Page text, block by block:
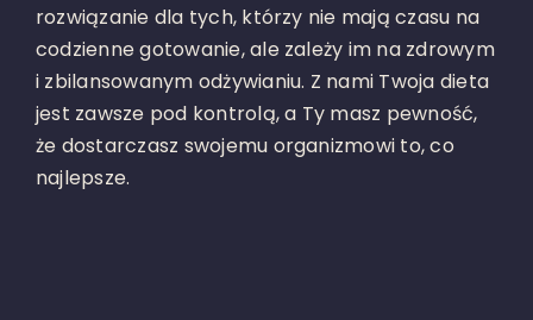
rozwiązanie dla tych, którzy nie mają czasu na
codzienne gotowanie, ale zależy im na zdrowym
i zbilansowanym odżywianiu. Z nami Twoja dieta
jest zawsze pod kontrolą, a Ty masz pewność,
że dostarczasz swojemu organizmowi to, co
najlepsze.